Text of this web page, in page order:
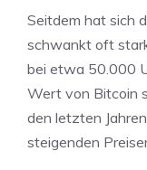
Seitdem hat sich
schwankt oft
bei etwa 50.000
Wert von Bitcoin
den letzten
steigenden